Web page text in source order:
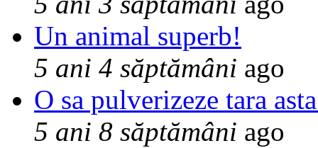
Un animal superb!
5 ani 4 săptămâni ago
O sa pulverizeze tara
5 ani 8 săptămâni ago